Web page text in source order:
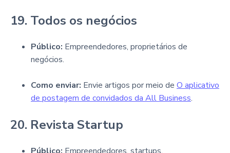
19. Todos os negócios
Público: Empreendedores, proprietários de
negócios.
Como enviar: Envie artigos por meio de O aplicativo
de postagem de convidados da All Business.
20. Revista Startup
Público: Empreendedores, startups.